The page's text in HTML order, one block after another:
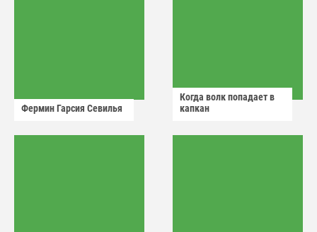
Фермин Гарсия Севилья
Когда волк попадает в
капкан